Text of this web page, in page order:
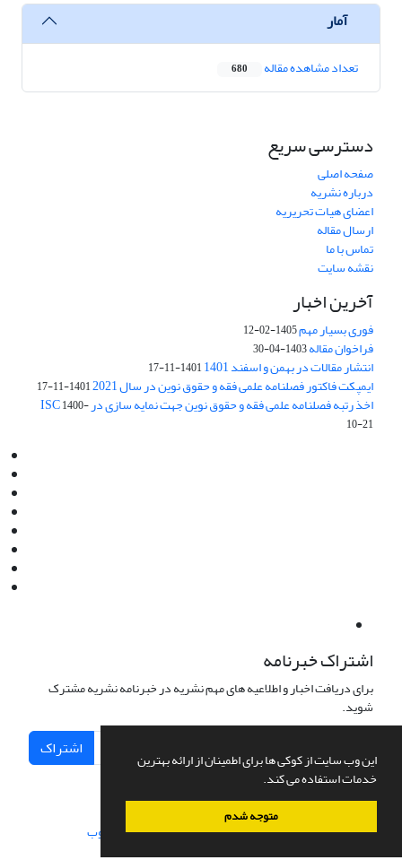
این وب سایت از کوکی ها برای اطمینان از ارائه بهترین
خدمات استفاده می کند.
متوجه شدم
آمار
تعداد مشاهده مقاله 680
دسترسی سریع
صفحه اصلی
درباره نشریه
اعضای هیات تحریریه
ارسال مقاله
تماس با ما
نقشه سایت
آخرین اخبار
فوری بسیار مهم1405-02-12
فراخوان مقاله1403-04-30
انتشار مقالات در بهمن و اسفند 1401 1401-11-17
ایمپکت فاکتور فصلنامه علمی فقه و حقوق نوین در سال 2021 1401-11-17
اخذ رتبه فصلنامه علمی فقه و حقوق نوین جهت نمایه سازی در ISC1400-
10-21
اشتراک خبرنامه
برای دریافت اخبار و اطلاعیه های مهم نشریه در خبرنامه نشریه مشترک
شوید.
اشتراک
سامانه مدیریت نشریات علمی.طراحی و پیاده سازی از سیناوب